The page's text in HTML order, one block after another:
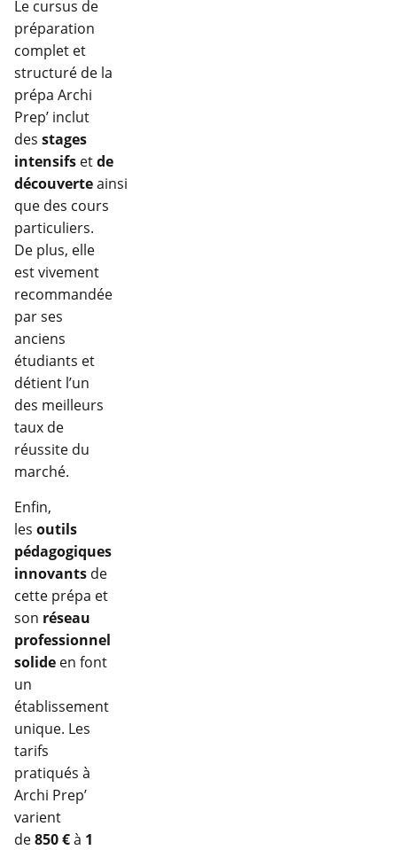
Le cursus de
préparation
complet et
structuré de la
prépa Archi
Prep’ inclut
des stages
intensifs etde
découverteainsi
que des cours
particuliers.
De plus, elle
est vivement
recommandée
par ses
anciens
étudiants et
détient l’un
des meilleurs
taux de
réussite du
marché.
Enfin,
les outils
pédagogiques
innovants de
cette prépa et
son réseau
professionnel
solide en font
un
établissement
unique. Les
tarifs
pratiqués à
Archi Prep’
varient
de850 €à 1